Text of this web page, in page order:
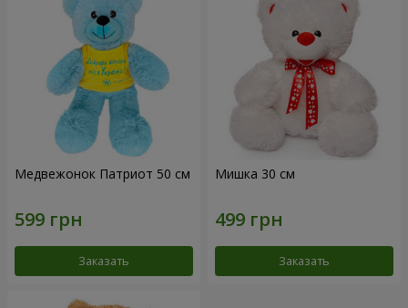
Медвежонок Патриот 50 см
Заказать
Мишка 30 см
Заказать